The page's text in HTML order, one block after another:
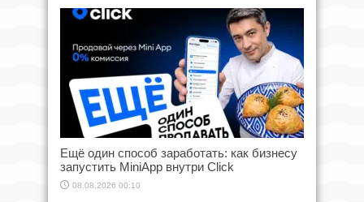
Ещё один способ заработать: как бизнесу
запустить MiniApp внутри Click
08.08.2026 00:10